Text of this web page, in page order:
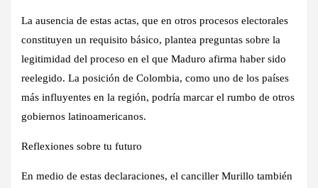
La ausencia de estas actas, que en otros procesos electorales
constituyen un requisito básico, plantea preguntas sobre la
legitimidad del proceso en el que Maduro afirma haber sido
reelegido. La posición de Colombia, como uno de los países
más influyentes en la región, podría marcar el rumbo de otros
gobiernos latinoamericanos.
Reflexiones sobre tu futuro
En medio de estas declaraciones, el canciller Murillo también